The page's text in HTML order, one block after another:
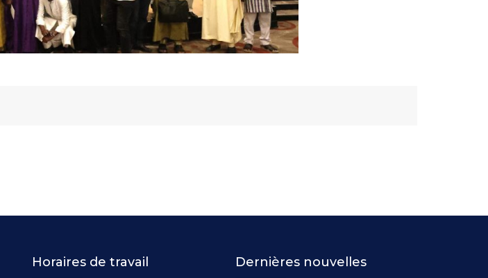
Horaires de travail Dernières nouvelles